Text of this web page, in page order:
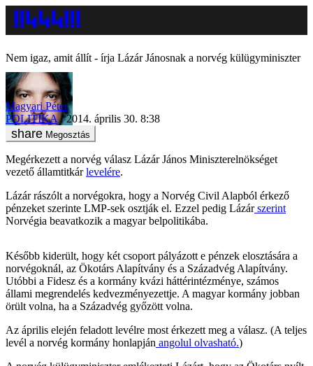
Nem igaz, amit állít - írja Lázár Jánosnak a norvég külügyminiszter
Magyari Péter
POLITIKA
2014. április 30. 8:38
Megosztás
Megérkezett a norvég válasz Lázár János Miniszterelnökséget
vezető államtitkárlevelére.
Lázár rászólt a norvégokra, hogy a Norvég Civil Alapból érkező
pénzeket szerinte LMP-sek osztják el. Ezzel pedig Lázárszerint
Norvégia beavatkozik a magyar belpolitikába.
Később kiderült, hogy két csoport pályázott e pénzek elosztására a
norvégoknál, az Ökotárs Alapítvány és a Századvég Alapítvány.
Utóbbi a Fidesz és a kormány kvázi háttérintézménye, számos
állami megrendelés kedvezményezettje. A magyar kormány jobban
örült volna, ha a Századvég győzött volna.
Az április elején feladott levélre most érkezett meg a válasz. (A teljes
levél a norvég kormány honlapján angolul olvasható.)